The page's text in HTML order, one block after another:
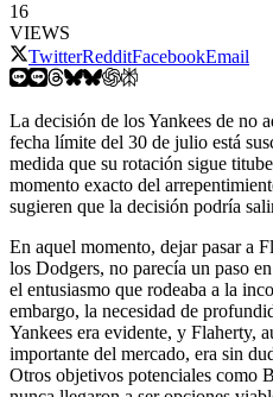
16
VIEWS
TwitterRedditFacebookEmail
La decisión de los Yankees de no
fecha límite del 30 de julio está
medida que su rotación sigue
momento exacto del
sugieren que la decisión podría
En aquel momento, dejar pasar a
los Dodgers, no parecía un paso
el entusiasmo que rodeaba a la
embargo, la necesidad de
Yankees era evidente, y Flaherty,
importante del mercado, era sin
Otros objetivos potenciales como